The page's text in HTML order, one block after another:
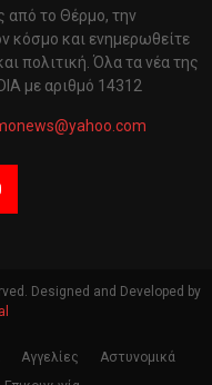
από το Θέρμο, την
κόσμο και ενημερωθείτε
πολιτική. Όλα τα νέα της
με αριθμό 14312
Designed and Developed by
Αγγελίες
Αστυνομικά